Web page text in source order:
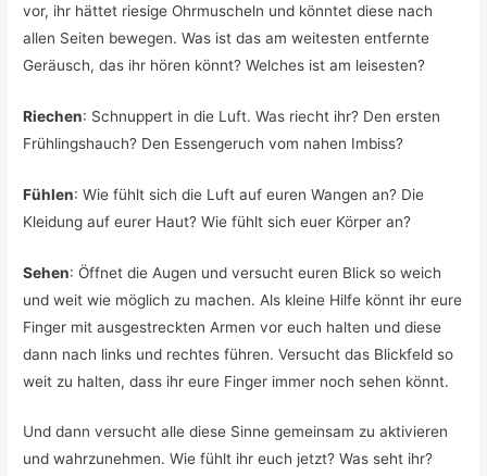
vor, ihr hättet riesige Ohrmuscheln und könntet diese nach
allen Seiten bewegen. Was ist das am weitesten entfernte
Geräusch, das ihr hören könnt? Welches ist am leisesten?
Riechen: Schnuppert in die Luft. Was riecht ihr? Den ersten
Frühlingshauch? Den Essengeruch vom nahen Imbiss?
Fühlen: Wie fühlt sich die Luft auf euren Wangen an? Die
Kleidung auf eurer Haut? Wie fühlt sich euer Körper an?
Sehen: Öffnet die Augen und versucht euren Blick so weich
und weit wie möglich zu machen. Als kleine Hilfe könnt ihr eure
Finger mit ausgestreckten Armen vor euch halten und diese
dann nach links und rechtes führen. Versucht das Blickfeld so
weit zu halten, dass ihr eure Finger immer noch sehen könnt.
Und dann versucht alle diese Sinne gemeinsam zu aktivieren
und wahrzunehmen. Wie fühlt ihr euch jetzt? Was seht ihr?